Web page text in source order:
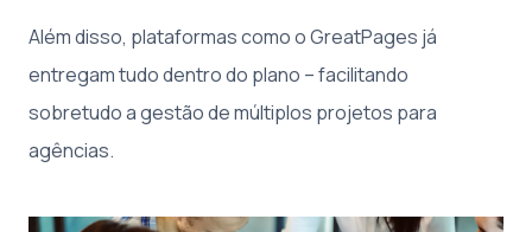
Além disso, plataformas como o GreatPages já
entregam tudo dentro do plano – facilitando
sobretudo a gestão de múltiplos projetos para
agências.